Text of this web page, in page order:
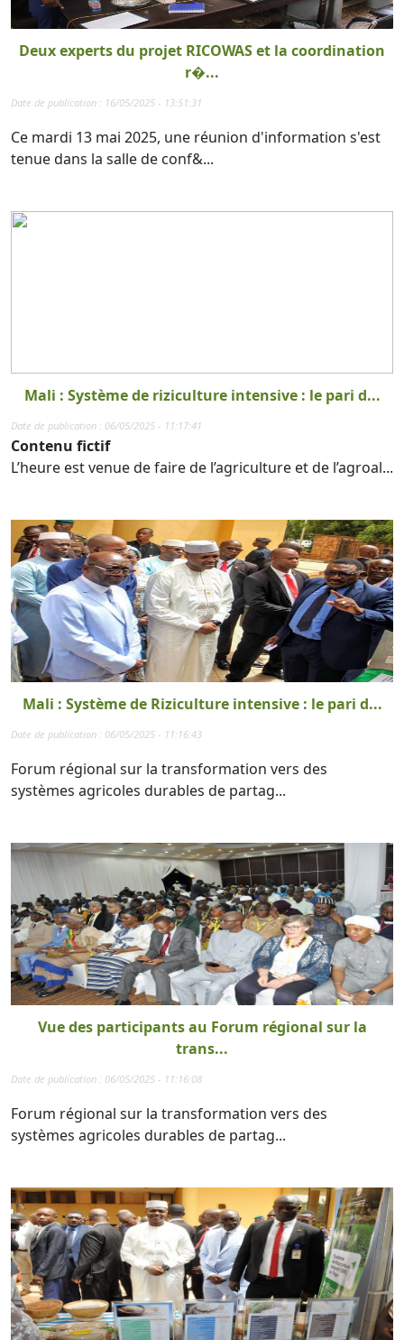
Deux experts du projet RICOWAS et la coordination
r�...
Date de publication : 16/05/2025 - 13:51:31
Ce mardi 13 mai 2025, une réunion d'information s'est
tenue dans la salle de conf&...
Mali : Système de riziculture intensive : le pari d...
Date de publication : 06/05/2025 - 11:17:41
Contenu fictif
L’heure est venue de faire de l’agriculture et de l’agroal...
Mali : Système de Riziculture intensive : le pari d...
Date de publication : 06/05/2025 - 11:16:43
Forum régional sur la transformation vers des
systèmes agricoles durables de partag...
Vue des participants au Forum régional sur la
trans...
Date de publication : 06/05/2025 - 11:16:08
Forum régional sur la transformation vers des
systèmes agricoles durables de partag...